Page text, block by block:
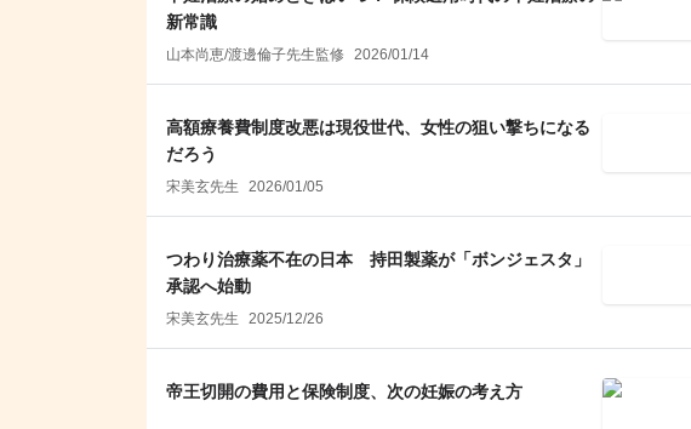
新常識
山本尚恵/渡邊倫子先生監修 2026/01/14
高額療養費制度改悪は現役世代、女性の狙い撃ちになる
だろう
宋美玄先生 2026/01/05
つわり治療薬不在の日本 持田製薬が「ボンジェスタ」
承認へ始動
宋美玄先生 2025/12/26
帝王切開の費用と保険制度、次の妊娠の考え方